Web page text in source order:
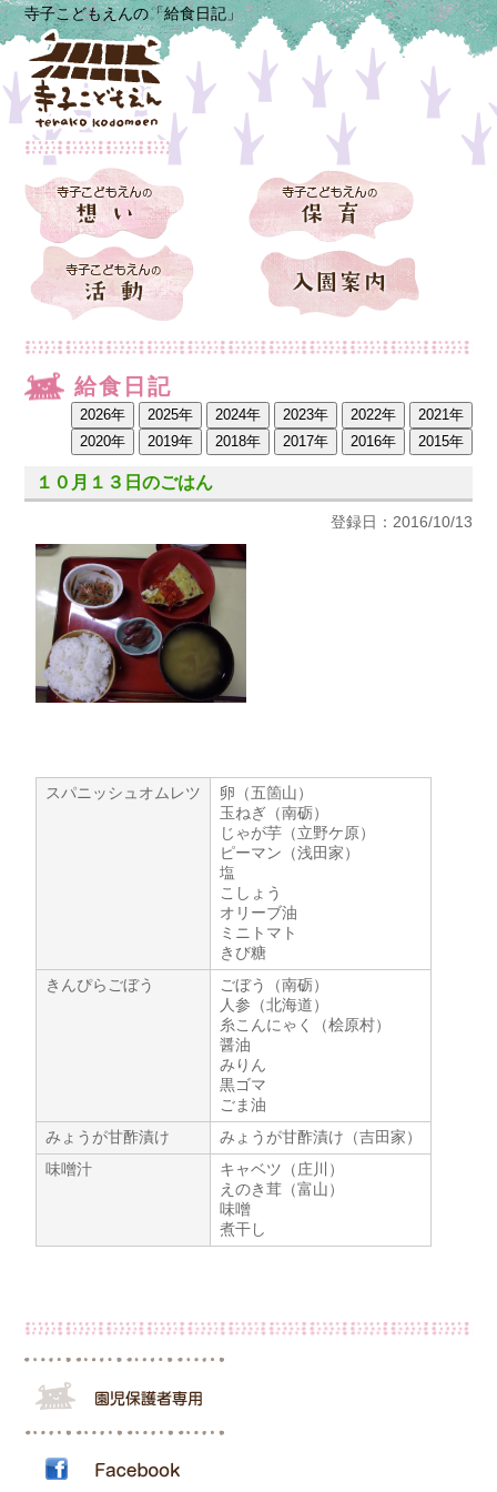
寺子こどもえんの「給食日記」
給食日記
１０月１３日のごはん
登録日：2016/10/13
スパニッシュオムレツ
卵（五箇山）
玉ねぎ（南砺）
じゃが芋（立野ケ原）
ピーマン（浅田家）
塩
こしょう
オリーブ油
ミニトマト
きび糖
きんぴらごぼう
ごぼう（南砺）
人参（北海道）
糸こんにゃく（桧原村）
醤油
みりん
黒ゴマ
ごま油
みょうが甘酢漬け
みょうが甘酢漬け（吉田家）
味噌汁
キャベツ（庄川）
えのき茸（富山）
味噌
煮干し